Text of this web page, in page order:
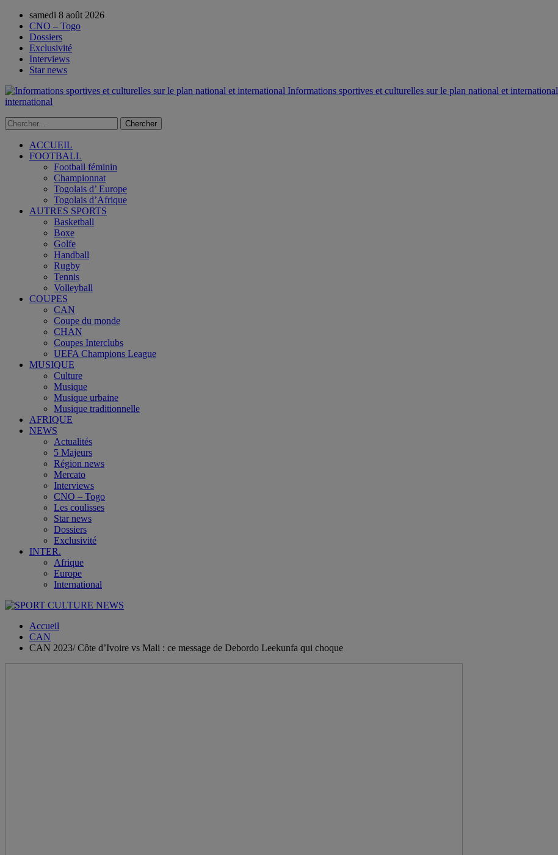
samedi 8 août 2026
CNO – Togo
Dossiers
Exclusivité
Interviews
Star news
Informations sportives et culturelles sur le plan national et
international
ACCUEIL
FOOTBALL
Football féminin
Championnat
Togolais d’ Europe
Togolais d’Afrique
AUTRES SPORTS
Basketball
Boxe
Golfe
Handball
Rugby
Tennis
Volleyball
COUPES
CAN
Coupe du monde
CHAN
Coupes Interclubs
UEFA Champions League
MUSIQUE
Culture
Musique
Musique urbaine
Musique traditionnelle
AFRIQUE
NEWS
Actualités
5 Majeurs
Région news
Mercato
Interviews
CNO – Togo
Les coulisses
Star news
Dossiers
Exclusivité
INTER.
Afrique
Europe
International
Accueil
CAN
CAN 2023/ Côte d’Ivoire vs Mali : ce message de Debordo Leekunfa qui choque